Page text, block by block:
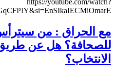
مع الحراق : من
للصحافة؟ هل عن طريق
الانتخاب؟